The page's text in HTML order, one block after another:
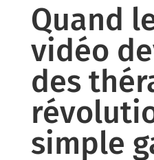
Quand
vidéo
des
simple